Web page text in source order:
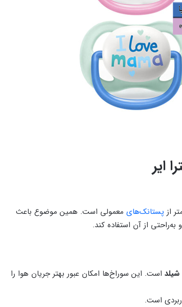
از پستانک‌هایمعمولی است. همین موضوع باعث
از آن استفاده کند.
است. این سوراخ‌ها امکان عبور بهتر جریان هوا را
است.